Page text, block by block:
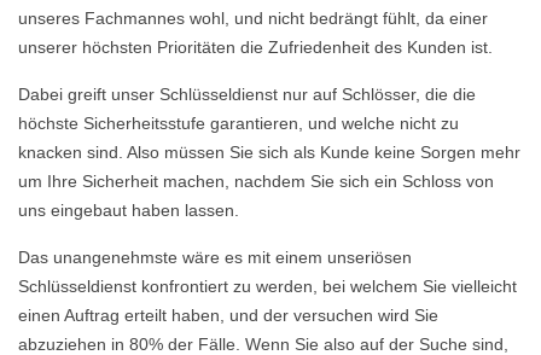
unseres Fachmannes wohl, und nicht bedrängt fühlt, da einer
unserer höchsten Prioritäten die Zufriedenheit des Kunden ist.
Dabei greift unser Schlüsseldienst nur auf Schlösser, die die
höchste Sicherheitsstufe garantieren, und welche nicht zu
knacken sind. Also müssen Sie sich als Kunde keine Sorgen mehr
um Ihre Sicherheit machen, nachdem Sie sich ein Schloss von
uns eingebaut haben lassen.
Das unangenehmste wäre es mit einem unseriösen
Schlüsseldienst konfrontiert zu werden, bei welchem Sie vielleicht
einen Auftrag erteilt haben, und der versuchen wird Sie
abzuziehen in 80% der Fälle. Wenn Sie also auf der Suche sind,